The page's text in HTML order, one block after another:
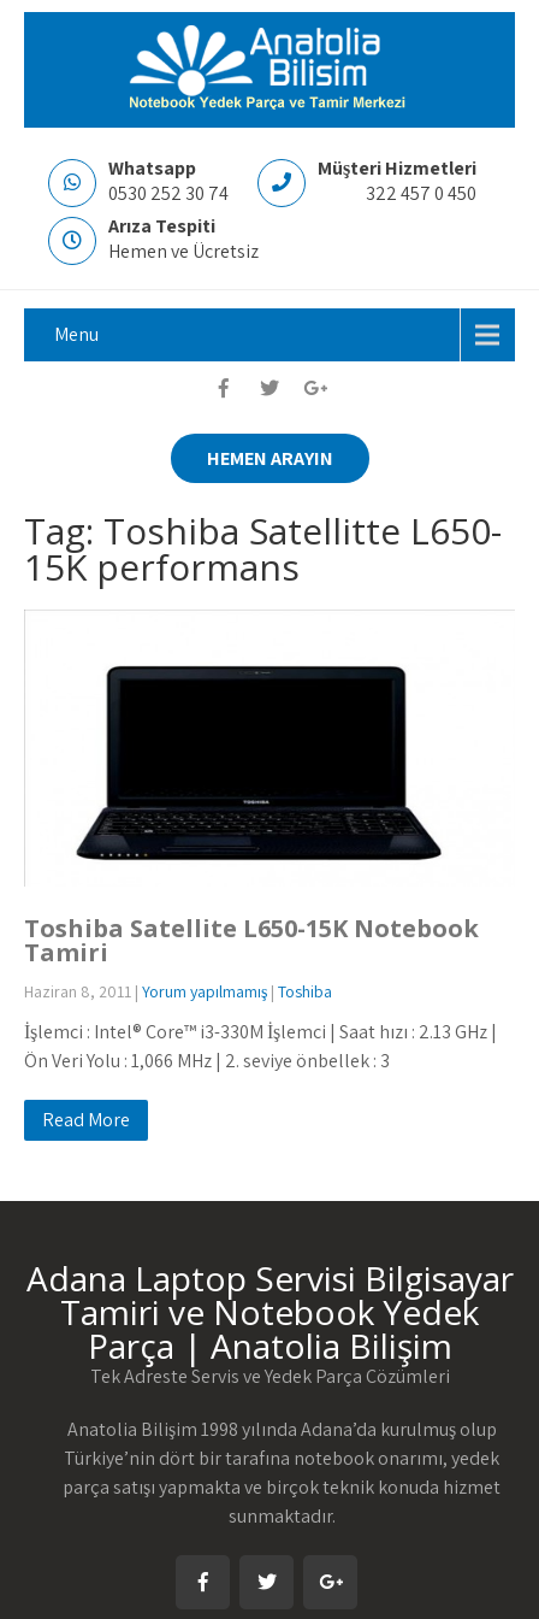
Whatsapp
0530 252 30 74
Müşteri Hizmetleri
322 457 0 450
Arıza Tespiti
Hemen ve Ücretsiz
Menu
HEMEN ARAYIN
Tag: Toshiba Satellitte L650-
15K performans
Toshiba Satellite L650-15K Notebook
Tamiri
Haziran 8, 2011 | Yorum yapılmamış | Toshiba
İşlemci : Intel® Core™ i3-330M İşlemci | Saat hızı : 2.13 GHz |
Ön Veri Yolu : 1,066 MHz | 2. seviye önbellek : 3
Read More
Adana Laptop Servisi Bilgisayar
Tamiri ve Notebook Yedek
Parça | Anatolia Bilişim
Tek Adreste Servis ve Yedek Parça Çözümleri
Anatolia Bilişim 1998 yılında Adana’da kurulmuş olup
Türkiye’nin dört bir tarafına notebook onarımı, yedek
parça satışı yapmakta ve birçok teknik konuda hizmet
sunmaktadır.